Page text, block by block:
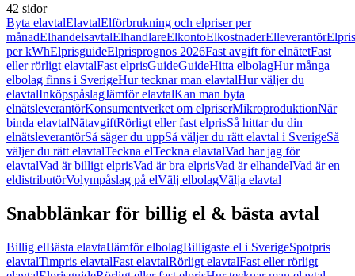
42 sidor
Byta elavtalElavtalElförbrukning och elpriser per
månadElhandelsavtalElhandlareElkontoElkostnaderElleverantör
per kWhElprisguideElprisprognos 2026Fast avgift för elnätetFast
eller rörligt elavtalFast elprisGuideGuideHitta elbolagHur många
elbolag finns i SverigeHur tecknar man elavtalHur väljer du
elavtalInköpspåslagJämför elavtalKan man byta
elnätsleverantörKonsumentverket om elpriserMikroproduktionNär
binda elavtalNätavgiftRörligt eller fast elprisSå hittar du din
elnätsleverantörSå säger du uppSå väljer du rätt elavtal i SverigeSå
väljer du rätt elavtalTeckna elTeckna elavtalVad har jag för
elavtalVad är billigt elprisVad är bra elprisVad är elhandelVad är en
eldistributörVolympåslag på elVälj elbolagVälja elavtal
Snabblänkar för billig el & bästa avtal
Billig elBästa elavtalJämför elbolagBilligaste el i SverigeSpotpris
elavtalTimpris elavtalFast elavtalRörligt elavtalFast eller rörligt